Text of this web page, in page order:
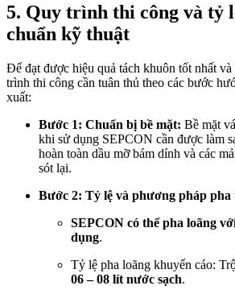
5. Quy trình thi công và tỷ
chuẩn kỹ thuật
Để đạt được hiệu quả tách khuôn tốt nhất
trình thi công cần tuân thủ theo các bước
xuất:
Bước 1: Chuẩn bị bề mặt: Bề mặt
khi sử dụng SEPCON cần được làm
hoàn toàn dầu mỡ bám dính và các
sót lại.
Bước 2: Tỷ lệ và phương pháp pha
SEPCON có thể pha loãng
dụng.
Tỷ lệ pha loãng khuyến cáo:
06 – 08 lít nước sạch.